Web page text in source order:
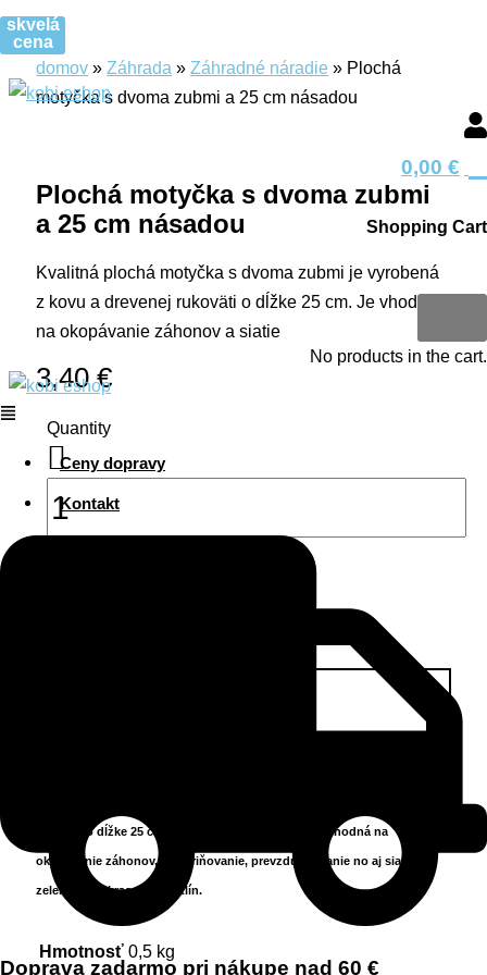
Preskočiť
na
obsah
kobi.sk
0,00 €
Shopping Cart
No products in the cart.
Menu
Ceny dopravy
Kontakt
Doprava zadarmo pri nákupe nad 60 €
Hľadať
produkt
Search
Hľadať
produkt
domov »Záhrada »Záhradné náradie » Plochá
motyčka s dvoma zubmi a 25 cm násadou
Plochá motyčka s dvoma zubmi
a 25 cm násadou
Kvalitná plochá motyčka s dvoma zubmi je vyrobená
z kovu a drevenej rukoväti o dĺžke 25 cm. Je vhodná
na okopávanie záhonov a siatie
3,40€
Quantity
množstvo
Plochá
motyčka
s
a
25
násadou
rukoväti o dĺžke 25 cm. Motyčka má šírku 6 cm a je vhodná na
okopávanie záhonov, odburiňovanie, prevzdušňovanie no aj siatie
zeleniny či okrasných rastlín.
Hmotnosť 0,5 kg
skvelá
cena
Menu
Menu